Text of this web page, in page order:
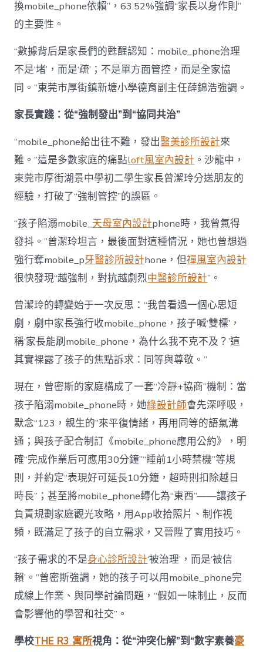
換mobile_phone依賴”，63.52%強調“家長以身作則”
的主要性。
“數據背后是家長們的甦醒認知：mobile_phone治理
不是‘堵’，而是‘疏’；不是單方面管控，而是全家協
同。”東莞市厚街鎮新塘小學德育副主任薛錦浩強調。
家長實踐：從“強制發出”到“協同共治”
“mobile_phone給出往不難，發出醫美診所設計來
難。”這是多數家庭的痛點loft風室內設計 。沙龍中，
東莞市厚街湖景中學初二學生家長曾潔玲分送朋友的
經驗，打破了“強制管控”的誤區。
“孩子陷溺mobile_天母室內設計phone時，我曾氣得
發抖。”曾潔玲坦言，最後面對這種情況，她也曾想過
強行奪mobile_p牙醫診所設計hone，但禪風室內設計
很快發現“越強制，對抗越劇烈中醫診所設計”。
曾潔玲的轉變始于一次反思：“我曾看過一個心思短
劇，劇中家長強行收mobile_phone，孩子喊‘雙標’，
稱‘家長能刷mobile_phone，為什么我不克不及？’這
其實裸露了孩子的焦點訴求：同等與尊敬。”
現在，曾密斯的家庭構成了一套“冷靜+協商”機制：當
孩子陷溺mobile_phone時，她綠設計師會先深呼吸，
默念“123，親生的”來平復情緒，再用同等的語氣溝
通；與孩子配合制訂《mobile_phone應用公約》，明
確“完成作業后可應用30分鐘”“睡前1小時禁機”等規
則，并約定“表現好可延長10分鐘，超時則扣除越日
時長”；甚至將mobile_phone轉化為“東西”——讓孩子
負責規劃家庭觀光攻略，用App收拾照片、制作視
頻，既滿足了孩子的自立需求，又晉陞了實用技巧。
“孩子需求的不是身心診所設計‘被治理’，而是‘被信
賴’。”曾密斯強調，她的孩子可以用mobile_phone完
成線上作業、與同學討論問題，“假如一味制止，反而
會影響他的學習和社交”。
學校THE R3 寓所視角：從“沖突化解”到“數字素養豪